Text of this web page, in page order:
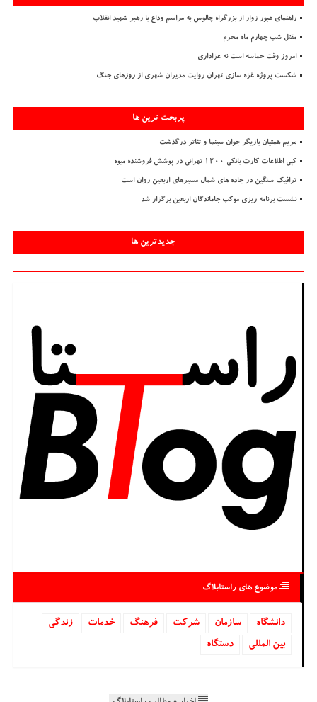
راهنمای عبور زوار از بزرگراه چالوس به مراسم وداع با رهبر شهید انقلاب
مقتل شب چهارم ماه محرم
امروز وقت حماسه است نه عزاداری
شکست پروژه غزه سازی تهران روایت مدیران شهری از روزهای جنگ
پربحث ترین ها
مریم همتیان بازیگر جوان سینما و تئاتر درگذشت
کپی اطلاعات کارت بانکی ۱۲۰۰ تهرانی در پوشش فروشنده میوه
ترافیک سنگین در جاده های شمال مسیرهای اربعین روان است
نشست برنامه ریزی موکب جاماندگان اربعین برگزار شد
جدیدترین ها
موضوع های راستابلاگ
دانشگاه‌ سازمان شركت فرهنگ خدمات
زندگی
بین المللی
دستگاه